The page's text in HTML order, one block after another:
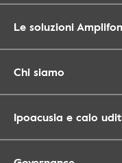
Le soluzioni Amplifon
Chi siamo
Ipoacusia e calo